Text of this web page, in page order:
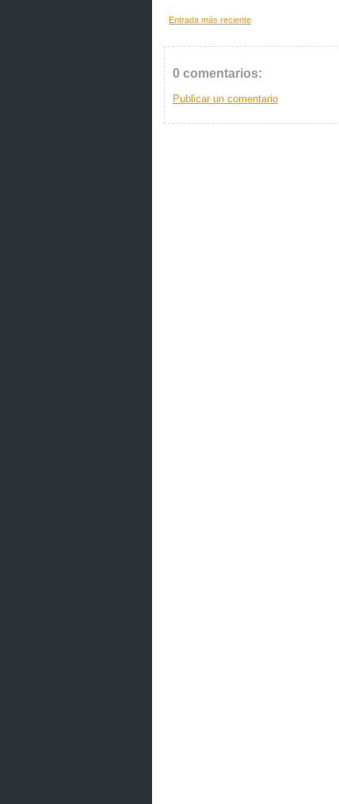
Entrada más reciente
0 comentarios:
Publicar un comentario